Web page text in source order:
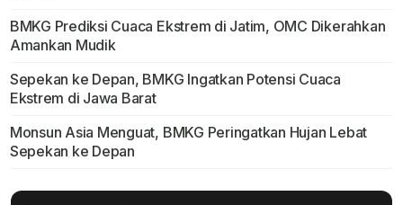
BMKG Prediksi Cuaca Ekstrem di Jatim, OMC Dikerahkan
Amankan Mudik
Sepekan ke Depan, BMKG Ingatkan Potensi Cuaca
Ekstrem di Jawa Barat
Monsun Asia Menguat, BMKG Peringatkan Hujan Lebat
Sepekan ke Depan